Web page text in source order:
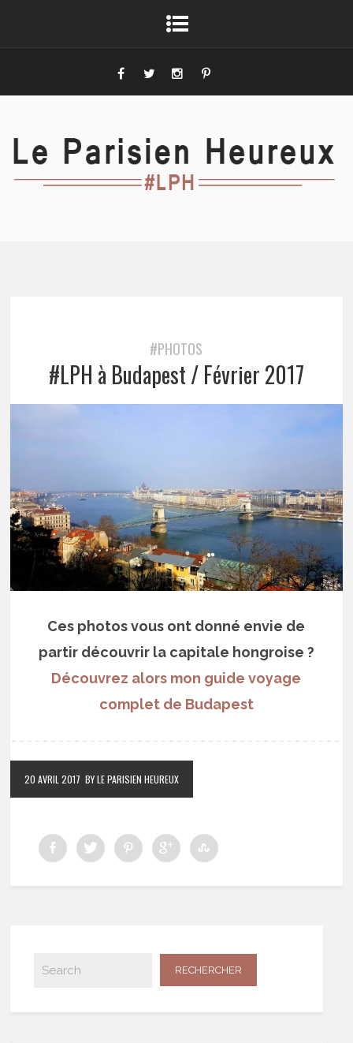
#PHOTOS
#LPH à Budapest / Février 2017
Ces photos vous ont donné envie de
partir découvrir la capitale hongroise ?
Découvrez alors mon guide voyage
complet de Budapest
20 AVRIL 2017 BY LE PARISIEN HEUREUX